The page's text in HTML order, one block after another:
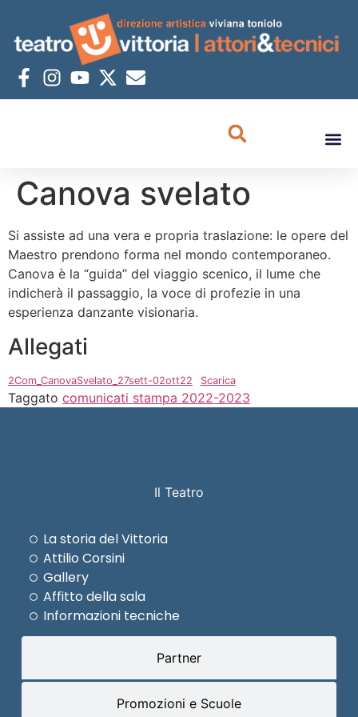
Canova svelato
Si assiste ad una vera e propria traslazione: le opere del
Maestro prendono forma nel mondo contemporaneo.
Canova è la “guida” del viaggio scenico, il lume che
indicherà il passaggio, la voce di profezie in una
esperienza danzante visionaria.
Allegati
2Com_CanovaSvelato_27sett-02ott22 Scarica
Taggato comunicati stampa 2022-2023
Il Teatro
Partner
Promozioni e Scuole
La storia del Vittoria
Attilio Corsini
Gallery
Affitto della sala
Informazioni tecniche